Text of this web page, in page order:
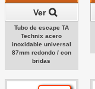
Ver
Tubo de escape TA
Technix acero
inoxidable universal
87mm redondo / con
bridas